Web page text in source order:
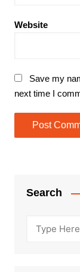
Website
Save my
next time I
Search